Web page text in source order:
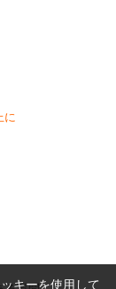
に
キーを使用して